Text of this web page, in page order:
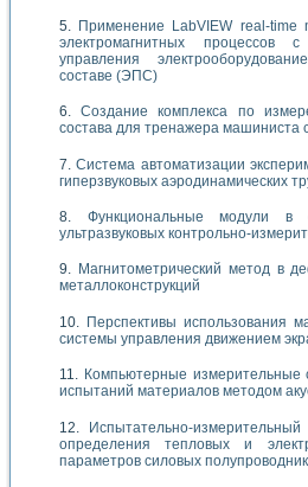
Применение LabVIEW real-time
электромагнитных процессов
управления
составе (ЭПС)
Создание комплекса по
состава для тренажера машиниста
Система автоматизации
гиперзвуковых аэродинамических
Функциональные модули
ультразвуковых контрольно-
Магнитометрический метод в
металлоконструкций
Перспективы использования
системы управления движением
Компьютерные
испытаний материалов методом
Испытательно-
определения тепловых и
параметров силовых